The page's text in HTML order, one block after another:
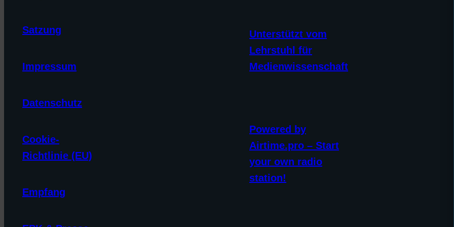
Satzung
Impressum
Datenschutz
Cookie-
Richtlinie (EU)
Empfang
Unterstützt vom
Lehrstuhl für
Medienwissenschaft
Powered by
Airtime.pro – Start
your own radio
station!